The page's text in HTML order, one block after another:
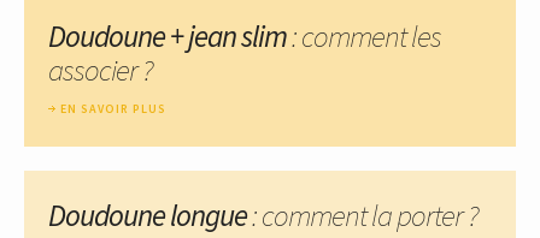
Doudoune + jean slim: comment les
associer ?
EN SAVOIR PLUS
Doudoune longue: comment la porter ?